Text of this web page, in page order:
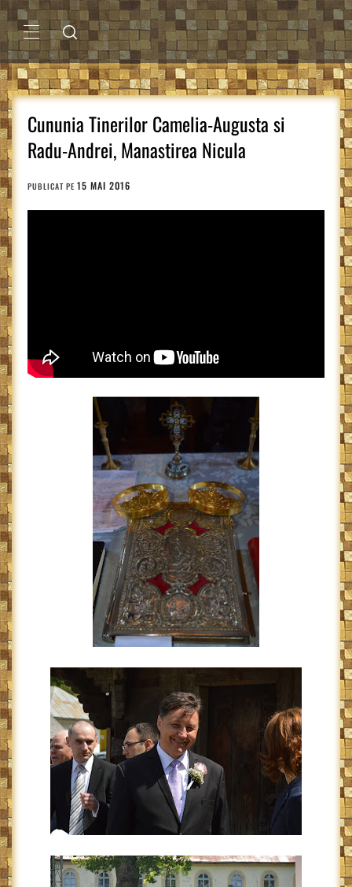
Sari
la
conținutMENIU
PRINCIPAL
Cununia Tinerilor Camelia-Augusta si
Radu-Andrei, Manastirea Nicula
PUBLICAT PE 15 MAI 2016